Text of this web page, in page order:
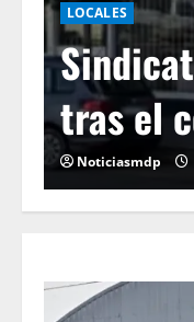
de alerta
Toledo